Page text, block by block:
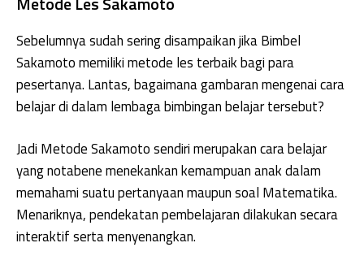
Sebelumnya sudah sering disampaikan jika Bimbel
Sakamoto memiliki metode les terbaik bagi para
pesertanya. Lantas, bagaimana gambaran mengenai cara
belajar di dalam lembaga bimbingan belajar tersebut?
Jadi Metode Sakamoto sendiri merupakan cara belajar
yang notabene menekankan kemampuan anak dalam
memahami suatu pertanyaan maupun soal Matematika.
Menariknya, pendekatan pembelajaran dilakukan secara
interaktif serta menyenangkan.